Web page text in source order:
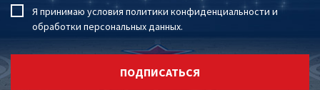
Я принимаю условия политики конфиденциальности и
обработки персональных данных.
ПОДПИСАТЬСЯ